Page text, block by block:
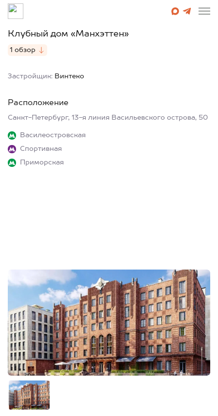
Клубный дом «Манхэттен»
1 обзор
Застройщик: Винтеко
Расположение
Санкт-Петербург, 13-я линия Васильевского острова, 50
Василеостровская
Спортивная
Приморская